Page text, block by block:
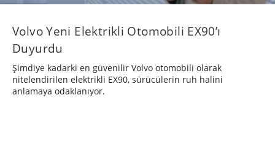
Volvo Yeni Elektrikli Otomobili EX90’ı
Duyurdu
Şimdiye kadarki en güvenilir Volvo otomobili olarak
nitelendirilen elektrikli EX90, sürücülerin ruh halini
anlamaya odaklanıyor.